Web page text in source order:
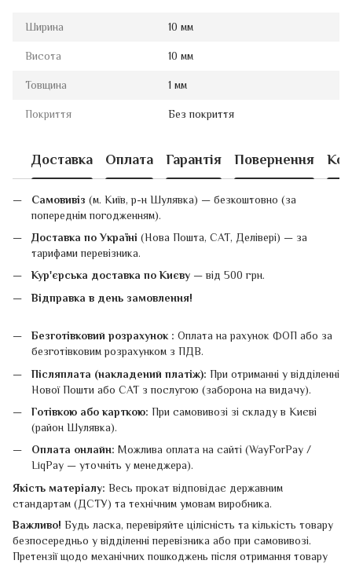
Ширина 10 мм
Висота 10 мм
Товщина 1 мм
Покриття Без покриття
Доставка Оплата Гарантія Повернення
Самовивіз (м. Київ, р-н Шулявка) — безкоштовно (за
попереднім погодженням).
Доставка по Україні (Нова Пошта, САТ, Делівері) — за
тарифами перевізника.
Кур'єрська доставка по Києву — від 500 грн.
Відправка в день замовлення!
Безготівковий розрахунок : Оплата на рахунок ФОП або за
безготівковим розрахунком з ПДВ.
Післяплата (накладений платіж): При отриманні у відділенні
Нової Пошти або САТ з послугою (заборона на видачу).
Готівкою або карткою: При самовивозі зі складу в Києві
(район Шулявка).
Оплата онлайн: Можлива оплата на сайті (WayForPay /
LiqPay — уточніть у менеджера).
Якість матеріалу: Весь прокат відповідає державним
стандартам (ДСТУ) та технічним умовам виробника.
Важливо! Будь ласка, перевіряйте цілісність та кількість товару
безпосередньо у відділенні перевізника або при самовивозі.
Претензії щодо механічних пошкоджень після отримання товару